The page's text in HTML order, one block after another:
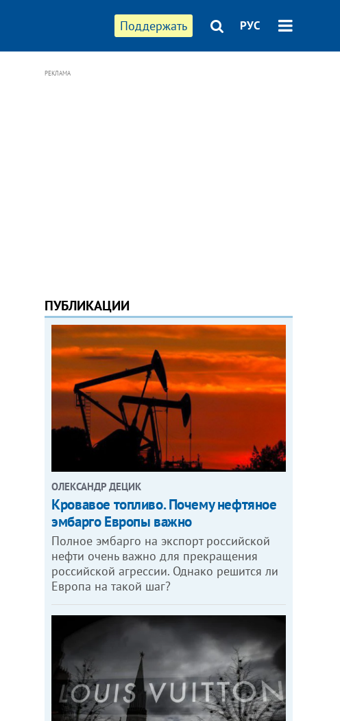
Поддержать РУС
РЕКЛАМА
ПУБЛИКАЦИИ
ОЛЕКСАНДР ДЕЦИК
Кровавое топливо. Почему нефтяное
эмбарго Европы важно
Полное эмбарго на экспорт российской
нефти очень важно для прекращения
российской агрессии. Однако решится ли
Европа на такой шаг?